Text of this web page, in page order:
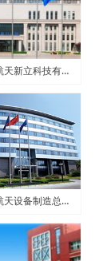
北京航天新立科技有限公司
上海航天设备制造总厂有限公司